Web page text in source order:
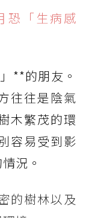
恐「生病感
**的朋友。
往往是陰氣
木繁茂的環
容易受到影
況。
的樹林以及